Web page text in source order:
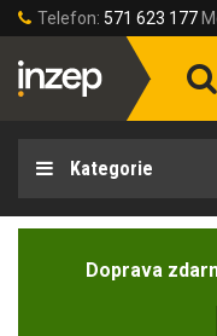
Telefon: 571 623 177
Kategorie
Doprava